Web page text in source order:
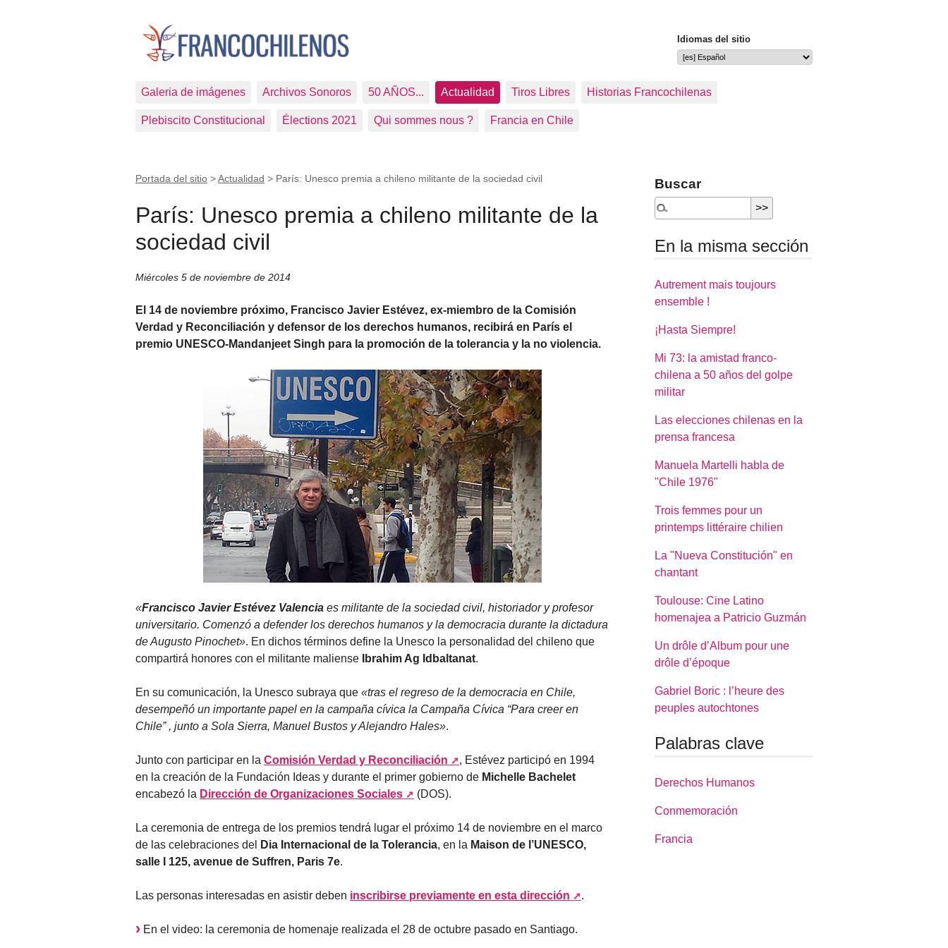
Idiomas del sitio
Galeria de imágenes Archivos Sonoros 50 AÑOS... Actualidad Tiros Libres Historias Francochilenas
Plebiscito Constitucional Élections 2021 Qui sommes nous ? Francia en Chile
Portada del sitio >Actualidad > París: Unesco premia a chileno militante de la sociedad civil
París: Unesco premia a chileno militante de la
sociedad civil
Miércoles 5 de noviembre de 2014
El 14 de noviembre próximo, Francisco Javier Estévez, ex-miembro de la Comisión
Verdad y Reconciliación y defensor de los derechos humanos, recibirá en París el
premio UNESCO-Mandanjeet Singh para la promoción de la tolerancia y la no violencia.
«Francisco Javier Estévez Valencia es militante de la sociedad civil, historiador y profesor
universitario. Comenzó a defender los derechos humanos y la democracia durante la dictadura
de Augusto Pinochet». En dichos términos define la Unesco la personalidad del chileno que
compartirá honores con el militante maliense
Ibrahim Ag Idbaltanat.
En su comunicación, la Unesco subraya que «tras el regreso de la democracia en Chile,
desempeñó un importante papel en la campaña cívica la Campaña Cívica “Para creer en
Chile” , junto a Sola Sierra, Manuel Bustos y Alejandro Hales».
Junto con participar en la Comisión Verdad y Reconciliación
, Estévez participó en 1994
en la creación de la Fundación Ideas y durante el primer gobierno de Michelle Bachelet
encabezó la Dirección de Organizaciones Sociales (DOS).
La ceremonia de entrega de los premios tendrá lugar el próximo 14 de noviembre en el marco
de las celebraciones del
Dia Internacional de la Tolerancia, en la Maison de l’UNESCO,
salle I 125, avenue de Suffren, Paris 7e.
Las personas interesadas en asistir deben inscribirse previamente en esta dirección .
En el video: la ceremonia de homenaje realizada el 28 de octubre pasado en Santiago.
Buscar
En la misma sección
Autrement mais toujours
ensemble !
¡Hasta Siempre!
Mi 73: la amistad franco-
chilena a 50 años del golpe
militar
Las elecciones chilenas en la
prensa francesa
Manuela Martelli habla de
"Chile 1976"
Trois femmes pour un
printemps littéraire chilien
La "Nueva Constitución" en
chantant
Toulouse: Cine Latino
homenajea a Patricio Guzmán
Un drôle d’Album pour une
drôle d’époque
Gabriel Boric : l’heure des
peuples autochtones
Palabras clave
Derechos Humanos
Conmemoración
Francia